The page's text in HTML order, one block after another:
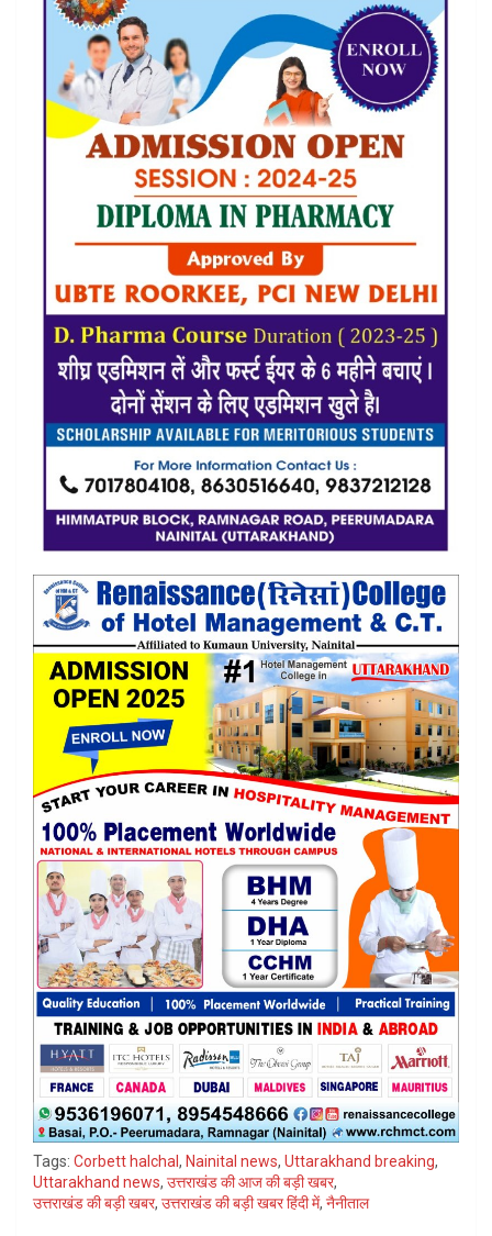
Tags: Corbett halchal , Nainital news, Uttarakhand breaking,
Uttarakhand news, उत्तराखंड की आज की बड़ी खबर,
उत्तराखंड की बड़ी खबर, उत्तराखंड की बड़ी खबर हिंदी में, नैनीताल